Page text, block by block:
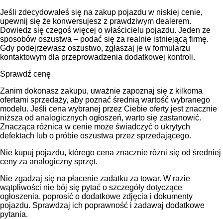
Jeśli zdecydowałeś się na zakup pojazdu w niskiej cenie,
upewnij się że konwersujesz z prawdziwym dealerem.
Dowiedz się czegoś więcej o właścicielu pojazdu. Jeden ze
sposobów oszustwa – podać się za realnie istniejącą firmę.
Gdy podejrzewasz oszustwo, zgłaszaj je w formularzu
kontaktowym dla przeprowadzenia dodatkowej kontroli.
Sprawdź cenę
Zanim dokonasz zakupu, uważnie zapoznaj się z kilkoma
ofertami sprzedaży, aby poznać średnią wartość wybranego
modelu. Jeśli cena wybranej przez Ciebie oferty jest znacznie
niższa od analogicznych ogłoszeń, warto się zastanowić.
Znacząca różnica w cenie może świadczyć o ukrytych
defektach lub o próbie oszustwa przez sprzedającego.
Nie kupuj pojazdu, którego cena znacznie różni się od średniej
ceny za analogiczny sprzęt.
Nie zgadzaj się na płacenie zadatku za towar. W razie
wątpliwości nie bój się pytać o szczegóły dotyczące
ogłoszenia, poprosić o dodatkowe zdjęcia i dokumenty
pojazdu. Sprawdzaj ich poprawność i zadawaj dodatkowe
pytania.